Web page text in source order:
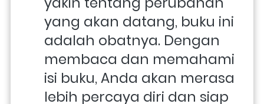
yang akan datang, buku ini
adalah obatnya. Dengan
membaca dan memahami
isi buku, Anda akan merasa
lebih percaya diri dan siap